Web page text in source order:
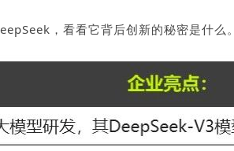
，看看它背后创新的秘密是什么。